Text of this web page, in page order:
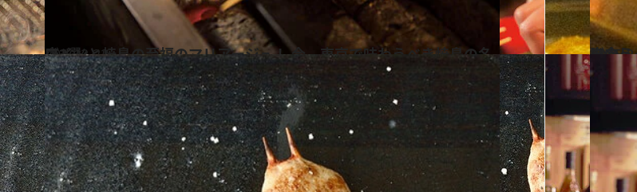
2016.2.22
ワインと焼鳥の至福のマリアージュ！ 今、東京で味わうべき焼鳥の名店3選
グルメ 胸肉しっとり、モモはプリプリ！ 武蔵小山でパリッパリの揚げた鶏と出会う
グルメ